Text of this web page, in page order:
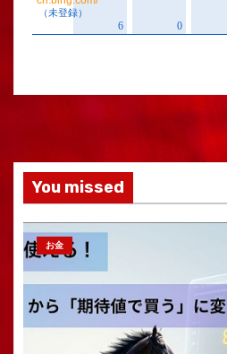
You missed
お金